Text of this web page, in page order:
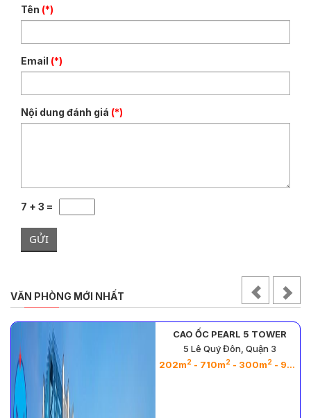
Tên (*)
Email (*)
Nội dung đánh giá (*)
7 + 3 =
GỬI
VĂN PHÒNG MỚI NHẤT
26m
CAO ỐC PEARL 5 TOWER
5 Lê Quý Đôn, Quận 3
202m2 - 710m2 - 300m2 - 964m